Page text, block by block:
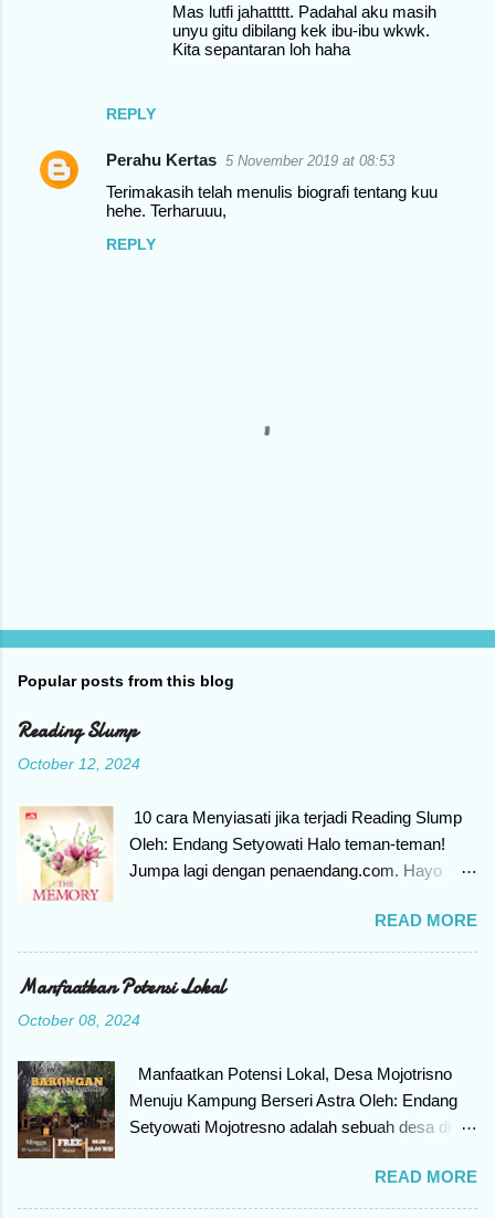
REPLY
Mas lutfi jahattttt. Padahal aku masih
unyu gitu dibilang kek ibu-ibu wkwk.
Kita sepantaran loh haha
Perahu Kertas 5 November 2019 at 08:53
Terimakasih telah menulis biografi tentang kuu
hehe. Terharuuu,
REPLY
t
a
o
m
n
t
Popular posts from this blog
Reading Slump
October 12, 2024
10 cara Menyiasati jika terjadi Reading Slump
Oleh: Endang Setyowati Halo teman-teman!
Jumpa lagi dengan penaendang.com. Hayo
tiba tidak konsentrasi untuk membaca, merasa
mager dan seakan pegang buku saja enggan.
Kenapa bisa begitu? Bila mengalami gejala
yang namanya Reading Slump. Apa itu
seseorang kehilangan motivasi untuk
melakukan hal yang disukai, yaitu membaca
buku. Jangan khawatir ya teman-teman, bila
menyelesaikan masalah. Ikuti artikel ini sampai
READ MORE
Manfaatkan Potensi Lokal
October 08, 2024
Manfaatkan Potensi Lokal, Desa Mojotrisno
Menuju Kampung Berseri Astra Oleh: Endang
Setyowati Mojotresno adalah sebuah desa di
Jombang Provinsi Jawa Timur. Mojotresno
dilewati jalan utama lintas Selatan yang
READ MORE